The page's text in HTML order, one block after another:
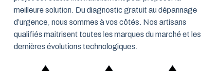
meilleure solution. Du diagnostic gratuit au dépannage
d’urgence, nous sommes à vos côtés. Nos artisans
qualifiés maitrisent toutes les marques du marché et les
dernières évolutions technologiques.